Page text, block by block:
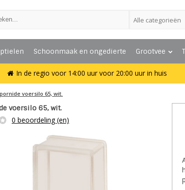
Alle categorieën
Schoonmaak en ongedierte Grootvee
In de regio voor 14:00 uur voor 20:00 uur in huis
voersilo 65, wit.
voersilo 65, wit.
0 beoordeling (en)